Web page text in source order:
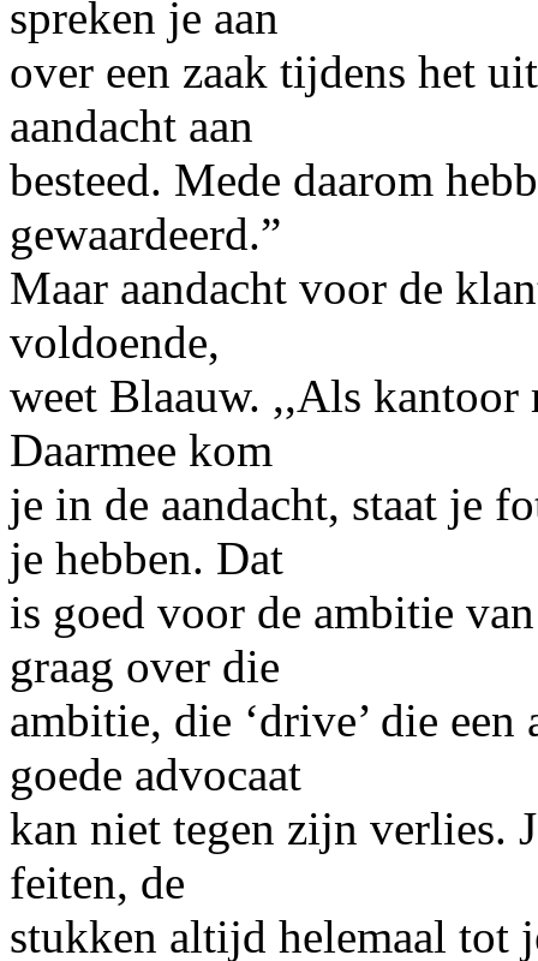
spreken je aan
over een zaak tijdens het
aandacht aan
besteed. Mede daarom
gewaardeerd.”
Maar aandacht voor de
voldoende,
weet Blaauw. ,,Als
Daarmee kom
je in de aandacht, staat je
je hebben. Dat
is goed voor de ambitie
graag over die
ambitie, die ‘drive’ die
goede advocaat
kan niet tegen zijn verlies.
feiten, de
stukken altijd helemaal tot